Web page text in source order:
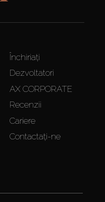
Închiriați
Dezvoltatori
AX CORPORATE
Recenzii
Cariere
Contactați-ne